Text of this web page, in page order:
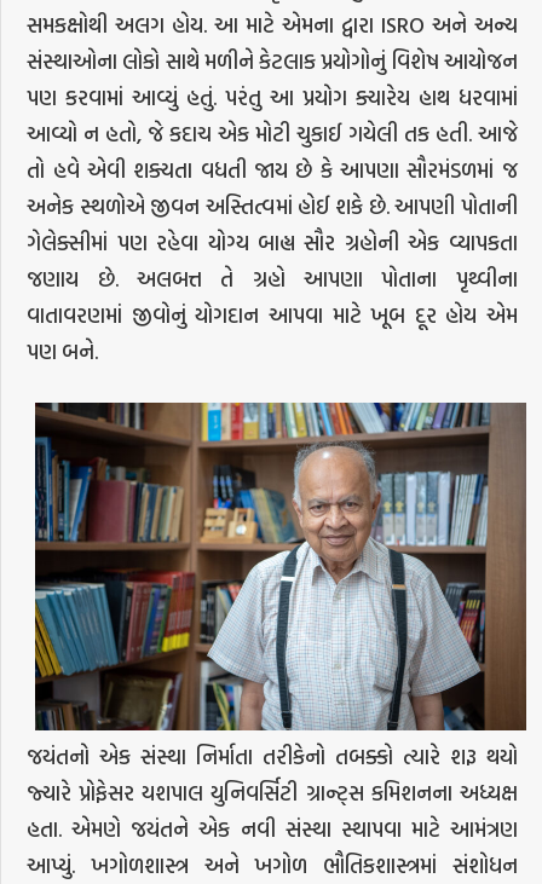
સમકક્ષોથી અલગ હોય. આ માટે એમના દ્વારા ISRO અને અન્ય
સંસ્થાઓના લોકો સાથે મળીને કેટલાક પ્રયોગોનું વિશેષ આયોજન
પણ કરવામાં આવ્યું હતું. પરંતુ આ પ્રયોગ ક્યારેય હાથ ધરવામાં
આવ્યો ન હતો, જે કદાચ એક મોટી ચુકાઈ ગયેલી તક હતી. આજે
તો હવે એવી શક્યતા વધતી જાય છે કે આપણા સૌરમંડળમાં જ
અનેક સ્થળોએ જીવન અસ્તિત્વમાં હોઈ શકે છે. આપણી પોતાની
ગેલેક્સીમાં પણ રહેવા યોગ્ય બાહ્ય સૌર ગ્રહોની એક વ્યાપકતા
જણાય છે. અલબત્ત તે ગ્રહો આપણા પોતાના પૃથ્વીના
વાતાવરણમાં જીવોનું યોગદાન આપવા માટે ખૂબ દૂર હોય એમ
પણ બને.
જયંતનો એક સંસ્થા નિર્માતા તરીકેનો તબક્કો ત્યારે શરૂ થયો
જ્યારે પ્રોફેસર યશપાલ યુનિવર્સિટી ગ્રાન્ટ્સ કમિશનના અધ્યક્ષ
હતા. એમણે જયંતને એક નવી સંસ્થા સ્થાપવા માટે આમંત્રણ
આપ્યું. ખગોળશાસ્ત્ર અને ખગોળ ભૌતિકશાસ્ત્રમાં સંશોધન